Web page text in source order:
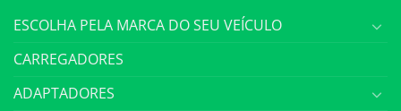
ESCOLHA PELA MARCA DO SEU VEÍCULO
CARREGADORES
ADAPTADORES